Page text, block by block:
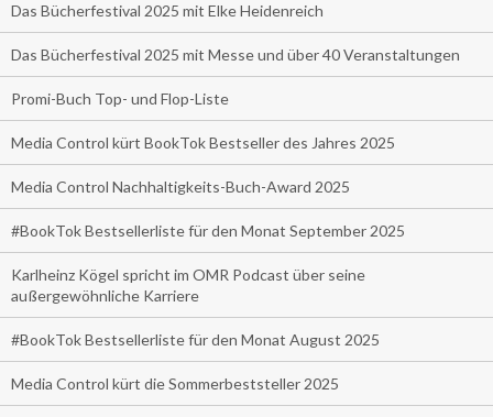
Das Bücherfestival 2025 mit Elke Heidenreich
Das Bücherfestival 2025 mit Messe und über 40 Veranstaltungen
Promi-Buch Top- und Flop-Liste
Media Control kürt BookTok Bestseller des Jahres 2025
Media Control Nachhaltigkeits-Buch-Award 2025
#BookTok Bestsellerliste für den Monat September 2025
Karlheinz Kögel spricht im OMR Podcast über seine
außergewöhnliche Karriere
#BookTok Bestsellerliste für den Monat August 2025
Media Control kürt die Sommerbeststeller 2025